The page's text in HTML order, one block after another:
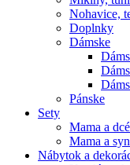
Nohavice,
Doplnky
Dámske
Pánske
Sety
Mama a
Mama a syn
Nábytok a